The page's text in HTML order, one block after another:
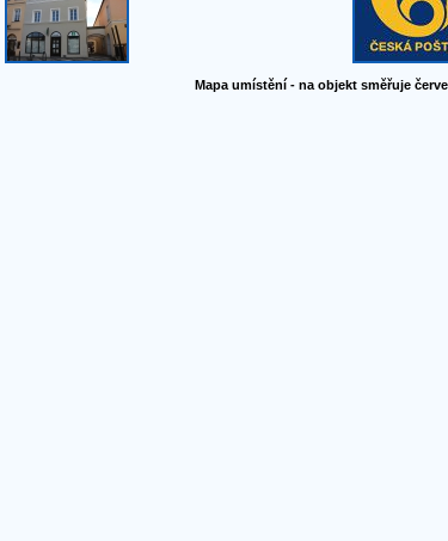
Mapa umístění - na objekt směřuje